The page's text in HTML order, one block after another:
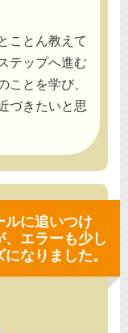
ことん教えて
テップへ進む
とを学び、
づきたいと思
ルに追いつけ
エラーも少し
なりました。